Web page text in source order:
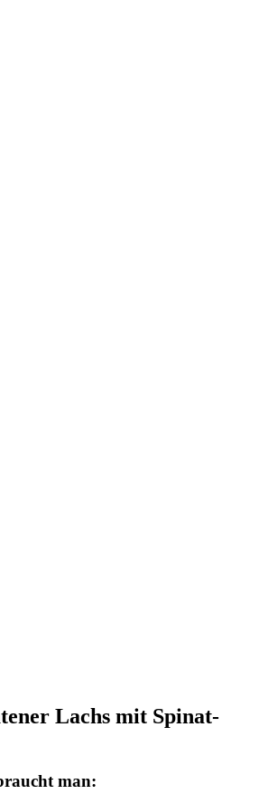
Lachs mit Spinat-
man: